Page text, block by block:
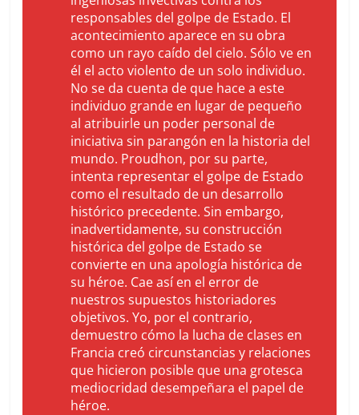
responsables del golpe de Estado. El
acontecimiento aparece en su obra
como un rayo caído del cielo. Sólo ve en
él el acto violento de un solo individuo.
No se da cuenta de que hace a este
individuo grande en lugar de pequeño
al atribuirle un poder personal de
iniciativa sin parangón en la historia del
mundo. Proudhon, por su parte,
intenta representar el golpe de Estado
como el resultado de un desarrollo
histórico precedente. Sin embargo,
inadvertidamente, su construcción
histórica del golpe de Estado se
convierte en una apología histórica de
su héroe. Cae así en el error de
nuestros supuestos historiadores
objetivos. Yo, por el contrario,
demuestro cómo la lucha de clases en
Francia creó circunstancias y relaciones
que hicieron posible que una grotesca
mediocridad desempeñara el papel de
héroe.